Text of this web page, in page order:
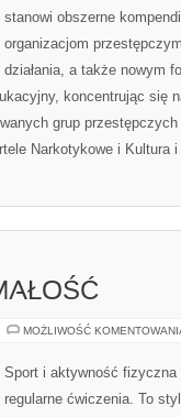
stanowi obszerne
organizacjom
działania, a także nowym
koncentrując się
grup
Narkotykowe i Kultura
MOŻLIWOŚĆ
Sport i aktywność
regularne ćwiczenia. To